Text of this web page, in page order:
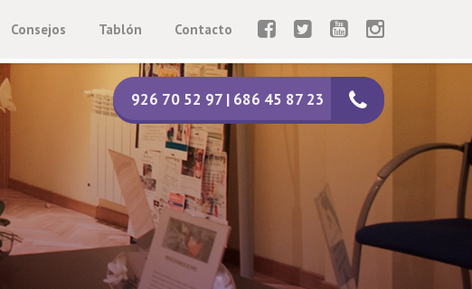
Consejos Tablón Contacto
926 70 52 97 | 686 45 87 23